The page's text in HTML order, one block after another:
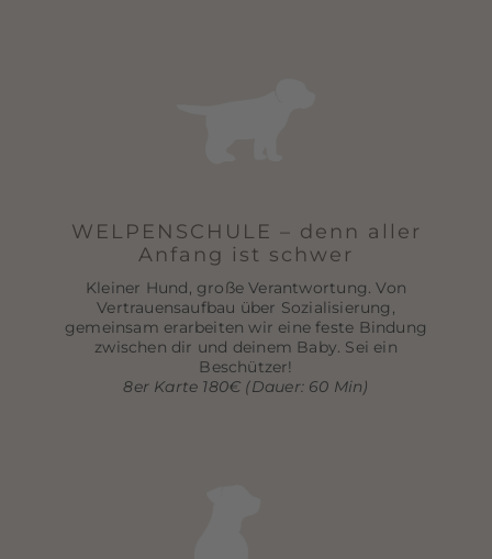
WELPENSCHULE – denn aller
Anfang ist schwer
Kleiner Hund, große Verantwortung. Von
Vertrauensaufbau über Sozialisierung,
gemeinsam erarbeiten wir eine feste Bindung
zwischen dir und deinem Baby. Sei ein
Beschützer!
8er Karte 180€ (Dauer: 60 Min)